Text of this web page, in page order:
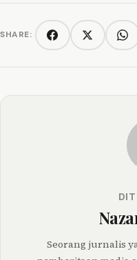
SHARE: FacebookTwitter/X
Seorang jurnalis